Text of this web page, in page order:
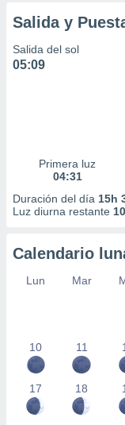
Salida y
Salida del sol
05:09
Primera luz
04:31
Duración del día 15h
Luz diurna restante
Calendario
Lun Mar
10 11
17 18